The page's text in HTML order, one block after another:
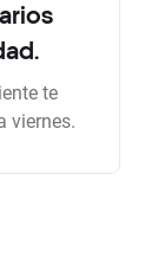
te
viernes.